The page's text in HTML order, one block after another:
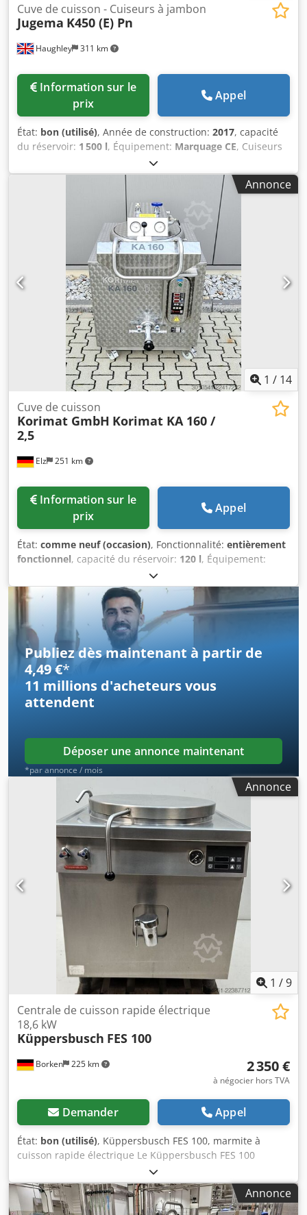
Haughley 311 km
Cuve de cuisson - Cuiseurs à jambon
Jugema K450 (E) Pn
prix
Appel
État: bon (utilisé), Année de construction: 2017, capacité
du réservoir: 1 500 l, Équipement: Marquage CE, Cuiseurs
électriques pour jambons de la marque Jugema, provenant
directement d’une usine de transformation de viande au
Royaume-Uni, désormais fermée. En service jusqu’en juin
2026. Modèle à couvercle automatique. Dotés de
contrôleurs programmables Aditec. Machines en excellent
état. Deux ou trois exemplaires disponibles. Chjdpfozrfr
Annonce
1 / 14
Elz 251 km
Cuve de cuisson
Korimat GmbH Korimat KA 160 /
2,5
prix
Appel
État: comme neuf (occasion), Fonctionnalité: entièrement
fonctionnel, capacité du réservoir: 120 l, Équipement:
, Autoclave – modèle à cuve Korimat KA 160 /
2,5, comprenant 2 paniers à usage général 1/3. Puissance :
9 kW, tension : 3 x 400 V / 50 Hz. Machine entièrement en
acier inoxydable. État : comme neuf !!! Chodpfx Anjzpd
Ihjija
Publiez dès maintenant à partir de
4,49 €*
11 millions d'acheteursvous
attendent
Déposer une annonce maintenant
*par annonce / mois
Annonce
1 /9
Borken 225 km
Centrale de cuisson rapide électrique
18,6 kW
Küppersbusch FES 100
2 350 €
à négocier hors TVA
Demander Appel
État: bon (utilisé), Küppersbusch FES 100, marmite à
cuisson rapide électrique Le Küppersbusch FES 100
(modèle KCF 0408) est une marmite à cuisson rapide
électrique professionnelle d'une capacité utile de 100
litres, principalement utilisée dans les grandes cuisines,
Annonce